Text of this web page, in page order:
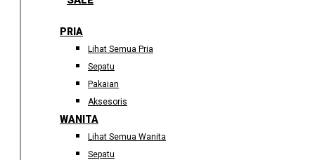
PRIA
Lihat Semua Pria
Sepatu
Pakaian
Aksesoris
WANITA
Lihat Semua Wanita
Sepatu